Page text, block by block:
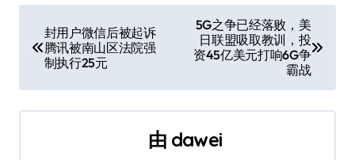
章
导
航
封用户微信后被起诉
腾讯被南山区法院强
制执行25元
5G之争已经落败，美
日联盟吸取教训，投
资45亿美元打响6G争
霸战
由 dawei